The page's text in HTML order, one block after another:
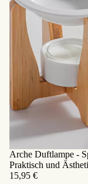
Arche Duftlampe -
Praktisch und
15,95 €